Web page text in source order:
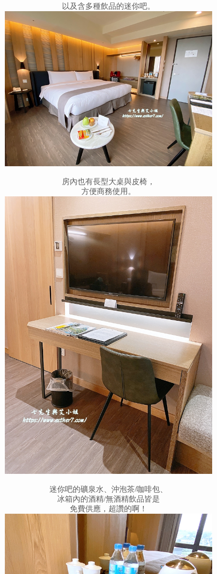
以及含多種飲品的迷你吧。
房內也有長型大桌與皮椅，
方便商務使用。
迷你吧的礦泉水、沖泡茶/咖啡包、
冰箱內的酒精/無酒精飲品皆是
免費供應，超讚的啊！